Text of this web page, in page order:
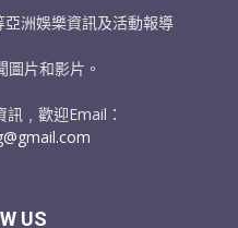
洲娛樂資訊及活動報導
圖片和影片。
﹐歡迎Email：
US